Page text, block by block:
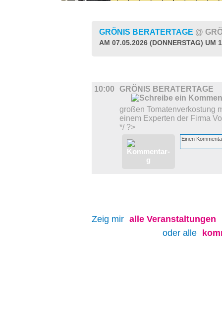
GRÖNIS BERATERTAGE @
AM 07.05.2026 (DONNERSTAG) UM
10:00 GRÖNIS BERATERTAGE
großen Tomatenverkostung
einem Experten der Firma
*/ ?>
Zeig mir alle Veranstaltungen
oder alle